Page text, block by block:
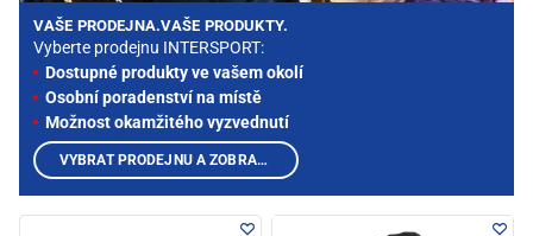
VAŠE PRODEJNA.VAŠE PRODUKTY.
Vyberte prodejnu INTERSPORT:
Dostupné produkty ve vašem okolí
Osobní poradenství na místě
Možnost okamžitého vyzvednutí
VYBRAT PRODEJNU A ZOBRAZIT PRODUKTY